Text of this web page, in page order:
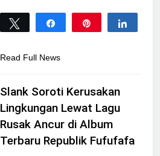
Tweet Share
Read Full News
Slank Soroti Kerusakan
Lingkungan Lewat Lagu
Rusak Ancur di Album
Terbaru Republik Fufufafa